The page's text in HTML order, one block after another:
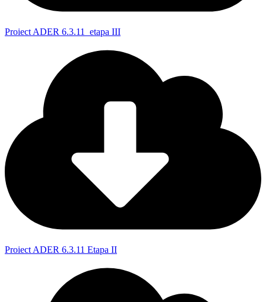
Proiect ADER 6.3.11_etapa III
Proiect ADER 6.3.11 Etapa II